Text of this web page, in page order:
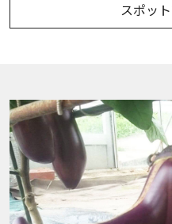
スポッ